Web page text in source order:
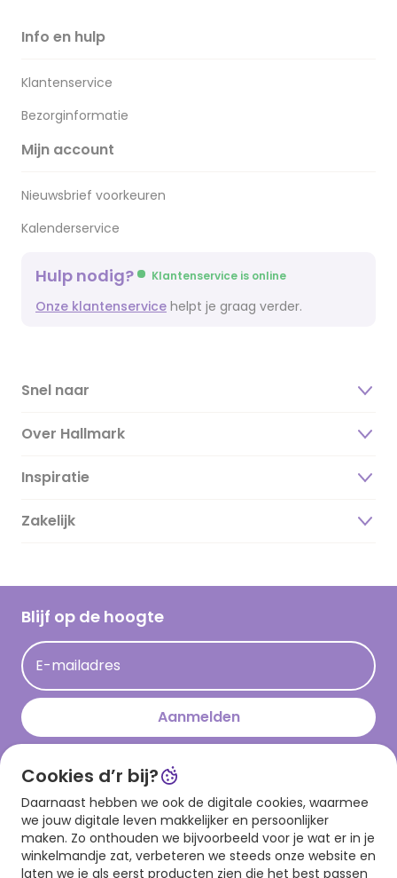
Info en hulp
Klantenservice
Bezorginformatie
Mijn account
Nieuwsbrief voorkeuren
Kalenderservice
Hulp nodig? Klantenservice is online
Onze klantenservice helpt je graag verder.
Snel naar
Over Hallmark
Over ons
Duurzaamheid
Hallmark Kaartclub
Acties
Persberichten
Hallmark en Kinderpostzegels
Inspiratie
Magazine
Cadeau inspiratie
Kaartinspiratie
Zakelijk
Blijf op de hoogte
E-mailadres
Aanmelden
Download onze app
Cookies d’r bij?
Daarnaast hebben we ook de digitale cookies, waarmee
we jouw digitale leven makkelijker en persoonlijker
maken. Zo onthouden we bijvoorbeeld voor je wat er in je
winkelmandje zat, verbeteren we steeds onze website en
laten we je als eerst producten zien die het best passen